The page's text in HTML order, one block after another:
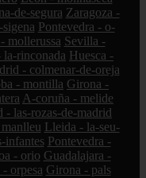
de-segura Zaragoza -
Pontevedra - o-
mollerussa Sevilla -
la-rinconada Huesca -
- colmenar-de-oreja
- montilla Girona -
A-coruña - melide
- las-rozas-de-madrid
Lleida - la-seu-
infantes Pontevedra -
- orio Guadalajara -
orpesa Girona - pals